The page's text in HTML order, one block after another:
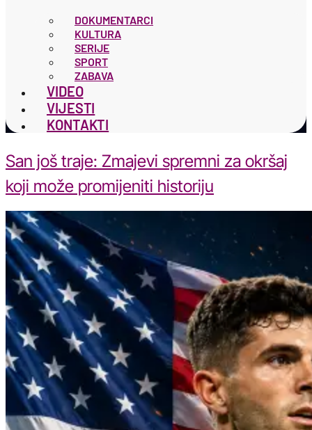
DOKUMENTARCI
KULTURA
SERIJE
SPORT
ZABAVA
VIDEO
VIJESTI
KONTAKTI
San još traje: Zmajevi spremni za okršaj
koji može promijeniti historiju